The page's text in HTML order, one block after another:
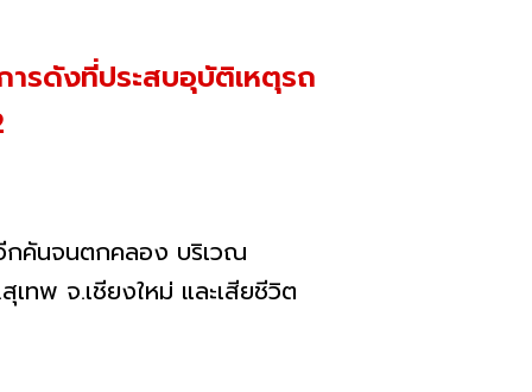
รดังที่ประสบอุบัติเหตุรถ
กคันจนตกคลอง บริเวณ
ทพ จ.เชียงใหม่ และเสียชีวิต